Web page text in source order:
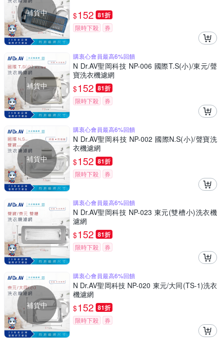
補貨中 $152 81折
限時下殺 券
補貨中
購衷心會員最高6%回饋
N Dr.AV聖岡科技 NP-006 國際T.S(小)/東元/聲
寶洗衣機濾網
$152 81折
限時下殺 券
補貨中
購衷心會員最高6%回饋
N Dr.AV聖岡科技 NP-002 國際N.S(小)/聲寶洗
衣機濾網
$152 81折
限時下殺 券
購衷心會員最高6%回饋
N Dr.AV聖岡科技 NP-023 東元(雙槽小)洗衣機
濾網
$152 81折
限時下殺 券
補貨中
購衷心會員最高6%回饋
N Dr.AV聖岡科技 NP-020 東元/大同(TS-1)洗衣
機濾網
$152 81折
限時下殺 券